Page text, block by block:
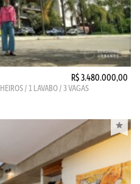
R$ 3.480.000,00
/ 1 LAVABO / 3 VAGAS